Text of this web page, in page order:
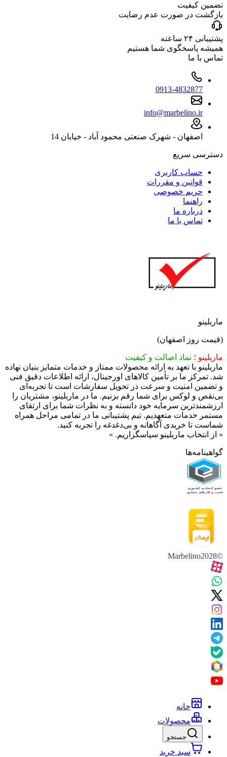
تضمین کیفیت
بازگشت در صورت عدم رضایت
پشتیبانی ۲۴ ساعته
همیشه پاسخگوی شما هستیم
تماس با ما
0913-4832877
info@marbelino.ir
اصفهان - شهرک صنعتی محمود آباد - خیابان 14
دسترسی سریع
حساب کاربری
قوانین و مقررات
حریم خصوصی
راهنما
درباره ما
تماس با ما
ماربلینو
(قیمت روز اصفهان)
ماربلینو ؛ نماد اصالت و کیفیت​
ماربلینو با تعهد به ارائه محصولات ممتاز و خدمات متمایز بنیان نهاده
شد. تمرکز ما بر تأمین کالاهای اورجینال، ارائه اطلاعات دقیق فنی
و تضمین امنیت و سرعت در تحویل سفارشات است تا تجربه‌ای
بی‌نقص و لوکس برای شما رقم بزنیم.​ ما در ماربلینو، مشتریان را
ارزشمندترین سرمایه خود دانسته و به نظرات شما برای ارتقای
مستمر خدمات متعهدیم. تیم پشتیبانی ما در تمامی مراحل همراه
شماست تا خریدی آگاهانه و بی‌دغدغه را تجربه کنید.
« ​از انتخاب ماربلینو سپاسگزاریم. »
گواهینامه‌ها
©Marbelino2028
خانه
محصولات
جستجو
سبد خرید